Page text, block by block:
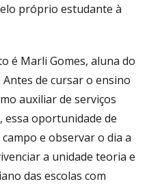
próprio estudante à
é Marli Gomes, aluna do
de cursar o ensino
auxiliar de serviços
essa oportunidade de
e observar o dia a
a unidade teoria e
das escolas com